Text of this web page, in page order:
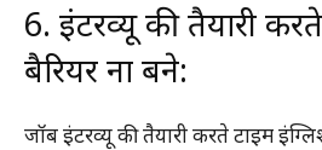
6. इंटरव्यू की तैयारी
बैरियर ना बने:
जॉब इंटरव्यू की तैयारी करते टाइम